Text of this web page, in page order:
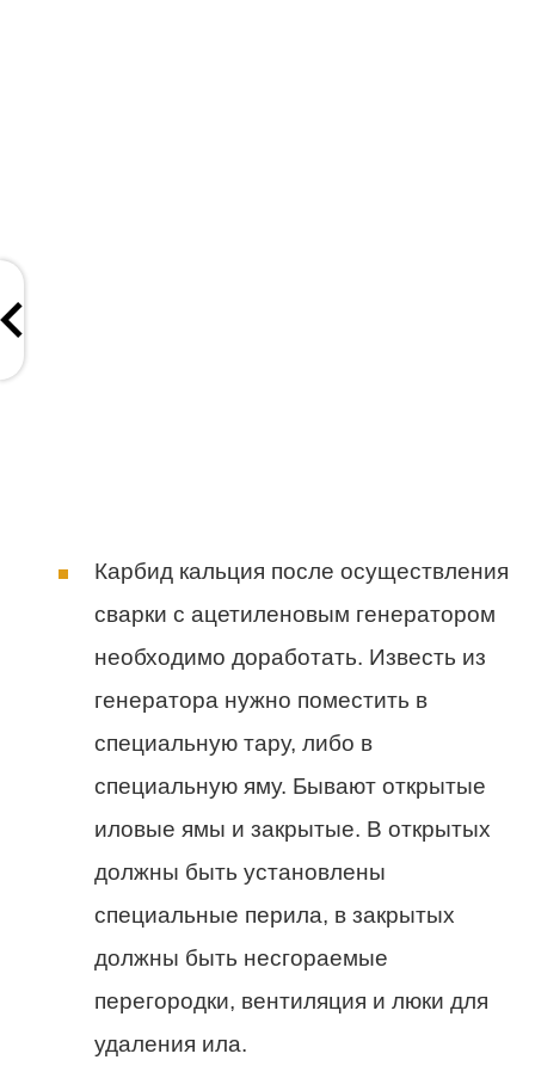
Карбид кальция после осуществления
сварки с ацетиленовым генератором
необходимо доработать. Известь из
генератора нужно поместить в
специальную тару, либо в
специальную яму. Бывают открытые
иловые ямы и закрытые. В открытых
должны быть установлены
специальные перила, в закрытых
должны быть несгораемые
перегородки, вентиляция и люки для
удаления ила.